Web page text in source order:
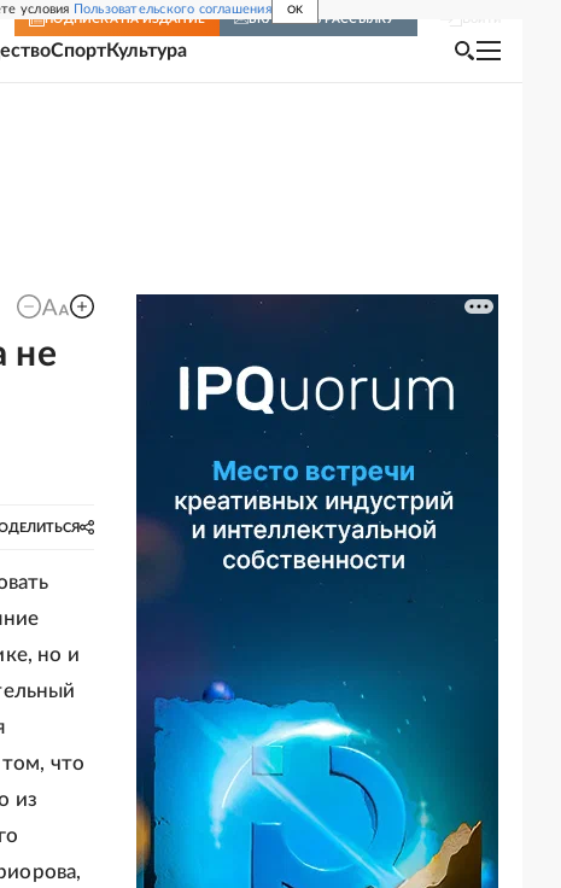
условия Пользовательского соглашения OK
ПОДПИСКА НА ИЗДАНИЕ ВКЛЮЧИТЬ РАССЫЛКУ
СпортКультура
не
но и
что
из